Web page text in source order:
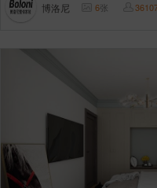
博洛尼 6张